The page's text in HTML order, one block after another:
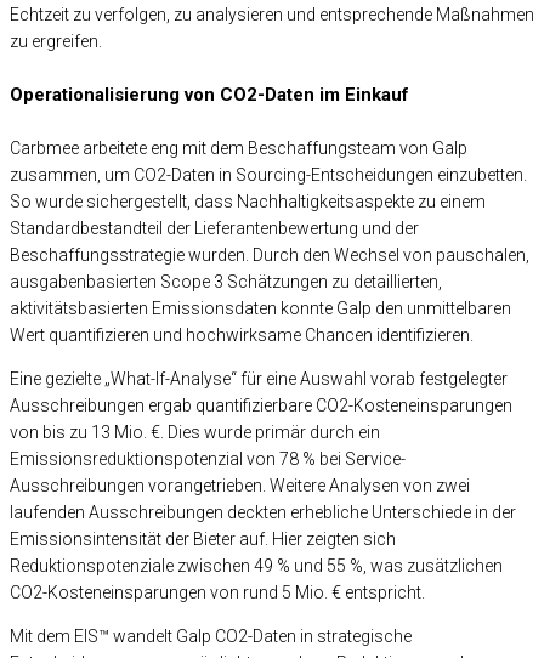
Echtzeit zu verfolgen, zu analysieren und entsprechende Maßnahmen
zu ergreifen.
Operationalisierung von CO2-Daten im Einkauf
Carbmee arbeitete eng mit dem Beschaffungsteam von Galp
zusammen, um CO2-Daten in Sourcing-Entscheidungen einzubetten.
So wurde sichergestellt, dass Nachhaltigkeitsaspekte zu einem
Standardbestandteil der Lieferantenbewertung und der
Beschaffungsstrategie wurden. Durch den Wechsel von pauschalen,
ausgabenbasierten Scope 3 Schätzungen zu detaillierten,
aktivitätsbasierten Emissionsdaten konnte Galp den unmittelbaren
Wert quantifizieren und hochwirksame Chancen identifizieren.
Eine gezielte „What-If-Analyse“ für eine Auswahl vorab festgelegter
Ausschreibungen ergab quantifizierbare CO2-Kosteneinsparungen
von bis zu 13 Mio. €. Dies wurde primär durch ein
Emissionsreduktionspotenzial von 78 % bei Service-
Ausschreibungen vorangetrieben. Weitere Analysen von zwei
laufenden Ausschreibungen deckten erhebliche Unterschiede in der
Emissionsintensität der Bieter auf. Hier zeigten sich
Reduktionspotenziale zwischen 49 % und 55 %, was zusätzlichen
CO2-Kosteneinsparungen von rund 5 Mio. € entspricht.
Mit dem EIS™ wandelt Galp CO2-Daten in strategische